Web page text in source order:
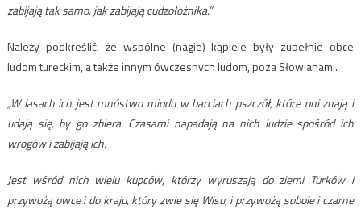
zabijają tak samo, jak zabijają cudzołożnika.”
Należy podkreślić, że wspólne (nagie) kąpiele były zupełnie obce
ludom tureckim, a także innym ówczesnych ludom, poza Słowianami.
„W lasach ich jest mnóstwo miodu w barciach pszczół, które oni znają i
udają się, by go zbiera. Czasami napadają na nich ludzie spośród ich
wrogów i zabijają ich.
Jest wśród nich wielu kupców, którzy wyruszają do ziemi Turków i
przywożą owce i do kraju, który zwie się Wisu, i przywożą sobole i czarne